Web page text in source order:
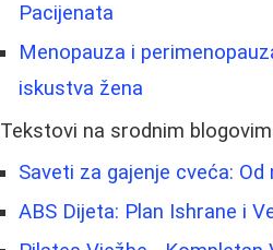
Pacijenata
Menopauza i
iskustva žena
Tekstovi na srodnim
Saveti za gajenje cveća:
ABS Dijeta: Plan Ishrane i